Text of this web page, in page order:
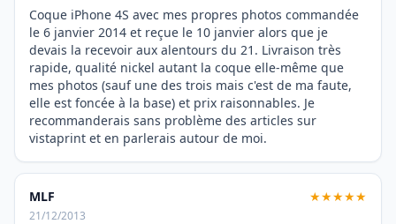
Coque iPhone 4S avec mes propres photos commandée
le 6 janvier 2014 et reçue le 10 janvier alors que je
devais la recevoir aux alentours du 21. Livraison très
rapide, qualité nickel autant la coque elle-même que
mes photos (sauf une des trois mais c'est de ma faute,
elle est foncée à la base) et prix raisonnables. Je
recommanderais sans problème des articles sur
vistaprint et en parlerais autour de moi.
MLF ★★★★★
21/12/2013